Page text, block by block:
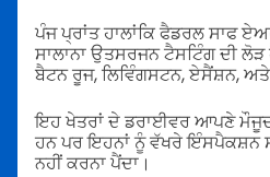
ਪੰਜ ਪ੍ਰਾਂਤ ਹਾਲਾਂਕਿ ਫੈਡਰਲ ਸਾਫ
ਸਾਲਾਨਾ ਉਤਸਰਜਨ ਟੈਸਟਿੰਗ ਦੀ
ਬੈਟਨ ਰੂਜ, ਲਿਵਿੰਗਸਟਨ, ਏਸੈਂਸ਼ਨ,
ਇਹ ਖੇਤਰਾਂ ਦੇ ਡਰਾਈਵਰ ਆਪਣੇ
ਹਨ ਪਰ ਇਹਨਾਂ ਨੂੰ ਵੱਖਰੇ ਇੰਸਪੈਕਸ਼ਨ
ਨਹੀਂ ਕਰਨਾ ਪੈਂਦਾ।